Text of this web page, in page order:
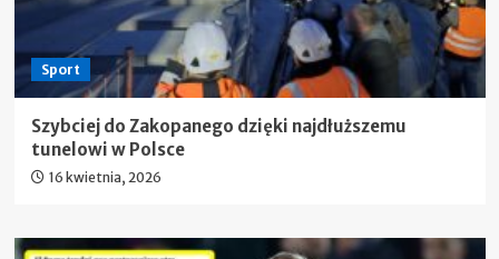
Sport
Szybciej do Zakopanego dzięki najdłuższemu
tunelowi w Polsce
16 kwietnia, 2026